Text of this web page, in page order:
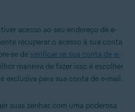
acesso ao seu endereço de e-
recuperar o acesso à sua conta
se de verificar se sua conta de e-
maneira de fazer isso é escolher
exclusiva para sua conta de e-mail.
suas senhas com uma poderosa